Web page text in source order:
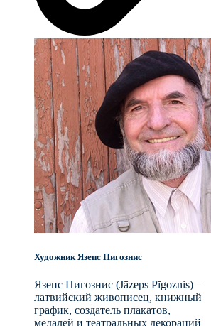
Художник Язепс Пигознис
Язепс Пигознис (Jāzeps Pīgoznis) –
латвийский живописец, книжный
график, создатель плакатов,
медалей и театральных декораций